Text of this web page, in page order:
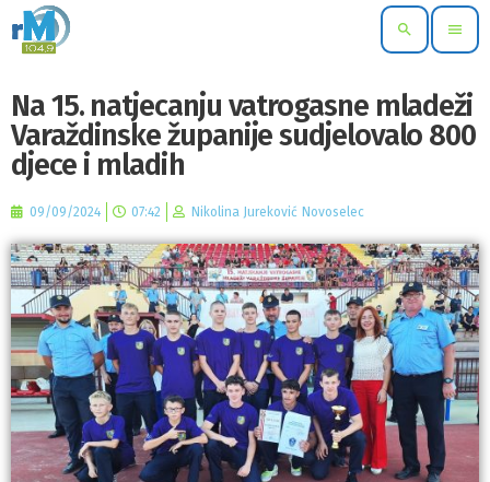
search menu
Na 15. natjecanju vatrogasne mladeži
Varaždinske županije sudjelovalo 800
djece i mladih
09/09/2024 07:42 Nikolina Jureković Novoselec